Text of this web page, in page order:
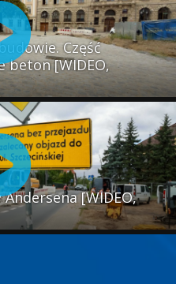
Część
beton [WIDEO,
[WIDEO,